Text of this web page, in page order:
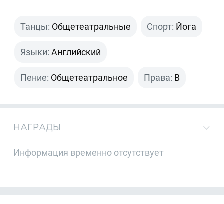
Танцы: Общетеатральные Спорт: Йога
Языки: Английский
Пение: Общетеатральное Права: B
НАГРАДЫ
Информация временно отсутствует